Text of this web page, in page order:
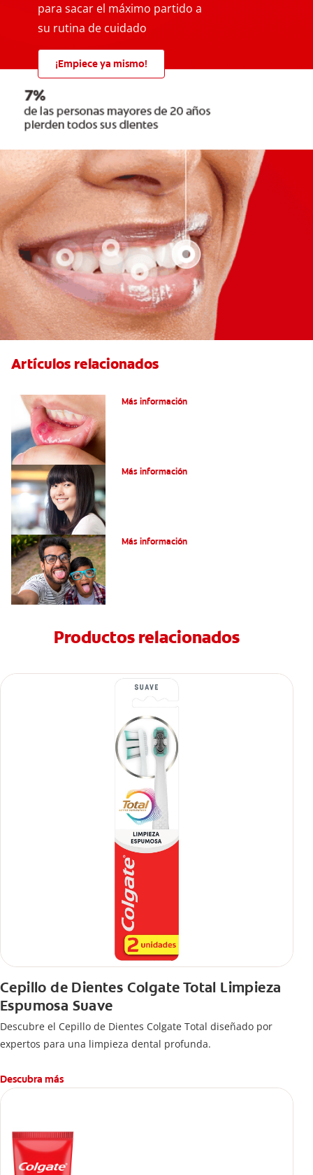
para sacar el máximo partido a
su rutina de cuidado
¡Empiece ya mismo!
Artículos relacionados
Más información
Más información
Más información
Productos relacionados
Cepillo de Dientes Colgate Total Limpieza
Espumosa Suave
Descubre el Cepillo de Dientes Colgate Total diseñado por
expertos para una limpieza dental profunda.
Descubra más